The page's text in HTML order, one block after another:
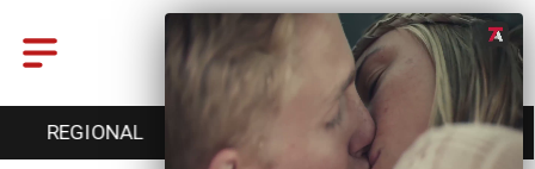
ENTRETENCIÓN CULTURA